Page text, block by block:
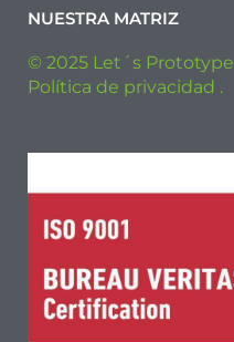
NUESTRA MATRIZ
© 2025 Let´s Prototype
Política de privacidad .